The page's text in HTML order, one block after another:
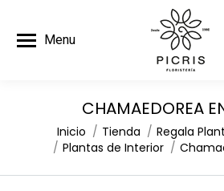
Menu
CHAMAEDOREA
Estás aquí:
Inicio Tienda
Regala
Plantas de Interior